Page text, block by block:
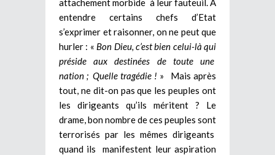
entendre certains chefs d’Etat
s’exprimer et raisonner, on ne peut que
hurler : « Bon Dieu, c’est bien celui-là qui
préside aux destinées de toute une
nation ; Quelle tragédie ! » Mais après
tout, ne dit-on pas que les peuples ont
les dirigeants qu’ils méritent ? Le
drame, bon nombre de ces peuples sont
terrorisés par les mêmes dirigeants
quand ils manifestent leur aspiration